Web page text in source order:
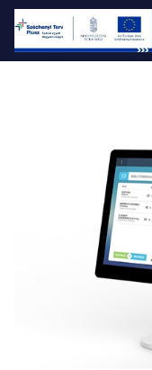
Ugrás
tartalomra